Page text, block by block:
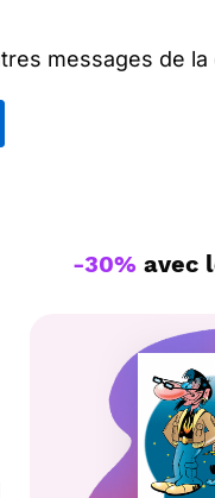
messages de la
ce texte
de humour
-30% avec